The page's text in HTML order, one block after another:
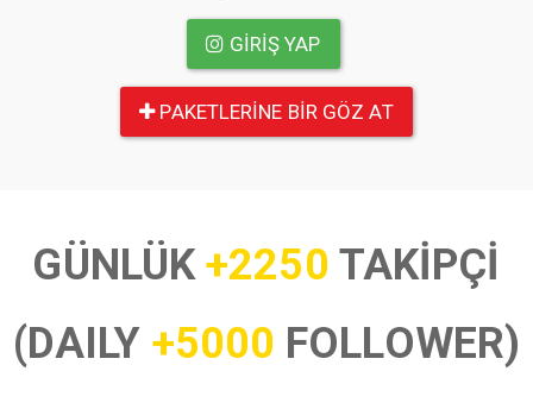
GIRIŞ YAP
PAKETLERINE BIR GÖZ AT
GÜNLÜK+2250 TAKİPÇİ
(DAILY +5000 FOLLOWER)